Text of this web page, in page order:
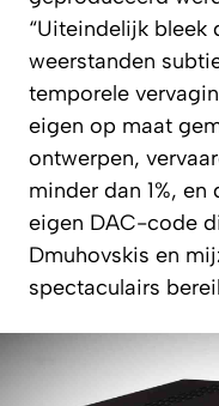
“Uiteindelijk
weerstanden
temporele
eigen op maat
ontwerpen,
minder dan 1%,
eigen DAC-code
Dmuhovskis en
spectaculairs